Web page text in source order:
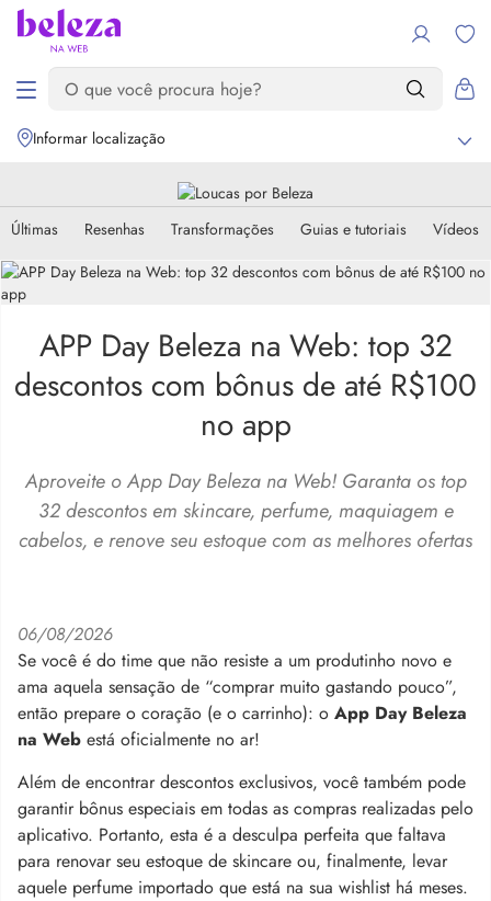
Informar localização
Últimas Resenhas Transformações Guias e tutoriais Vídeos
APP Day Beleza na Web: top 32
descontos com bônus de até R$100
no app
Aproveite o App Day Beleza na Web! Garanta os top
32 descontos em skincare, perfume, maquiagem e
cabelos, e renove seu estoque com as melhores ofertas
06/08/2026
Se você é do time que não resiste a um produtinho novo e
ama aquela sensação de “comprar muito gastando pouco”,
então prepare o coração (e o carrinho): o App Day Beleza
na Web está oficialmente no ar!
Além de encontrar descontos exclusivos, você também pode
garantir bônus especiais em todas as compras realizadas pelo
aplicativo. Portanto, esta é a desculpa perfeita que faltava
para renovar seu estoque de skincare ou, finalmente, levar
aquele perfume importado que está na sua wishlist há meses.